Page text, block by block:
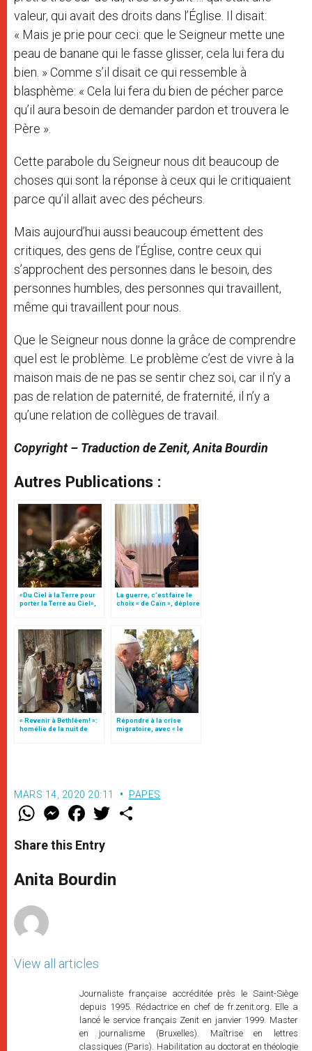
valeur, qui avait des droits dans l’Église. Il disait:
« Mais je prie pour ceci: que le Seigneur mette une
peau de banane qui le fasse glisser, cela lui fera du
bien. » Comme s’il disait ce qui ressemble à
blasphème: « Cela lui fera du bien de pécher parce
qu’il aura besoin de demander pardon et trouvera le
Père ».
Cette parabole du Seigneur nous dit beaucoup de
choses qui sont la réponse à ceux qui le critiquaient
parce qu’il allait avec des pécheurs.
Mais aujourd’hui aussi beaucoup émettent des
critiques, des gens de l’Église, contre ceux qui
s’approchent des personnes dans le besoin, des
personnes humbles, des personnes qui travaillent,
même qui travaillent pour nous.
Que le Seigneur nous donne la grâce de comprendre
quel est le problème. Le problème c’est de vivre à la
maison mais de ne pas se sentir chez soi, car il n’y a
pas de relation de paternité, de fraternité, il n’y a
qu’une relation de collègues de travail.
Copyright – Traduction de Zenit, Anita Bourdin
Autres Publications :
«Du Ciel à la Terre pour
porter la Terre au Ciel»,
La guerre, c’est faire le
choix « de Caïn », déplore
« Revenir à Bethléem! »:
homélie de la nuit de
Noël (texte complet)
Répondre à la crise
migratoire, avec « le
MARS 14, 2020 20:11 PAPES
W
t
s
p
p
M
e
s
e
g
e
F
a
e
b
o
k
w
r
Share this Entry
Anita Bourdin
View all articles
Journaliste française accréditée près le Saint-Siège
depuis 1995. Rédactrice en chef de fr.zenit.org. Elle a
lancé le service français Zenit en janvier 1999. Master
en journalisme (Bruxelles). Maîtrise en lettres
classiques (Paris). Habilitation au doctorat en théologie